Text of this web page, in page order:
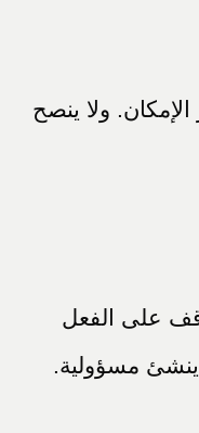
ولا ينصح
على الفعل
ينشئ مسؤولية.